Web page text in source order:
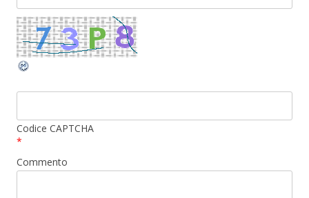
Codice CAPTCHA
*
Commento